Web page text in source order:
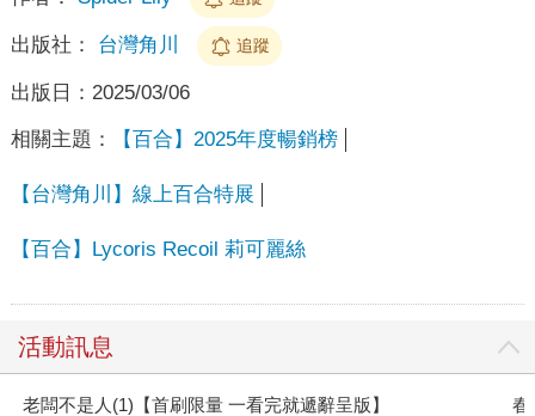
出版社： 台灣角川 追蹤
出版日： 2025/03/06
相關主題： 【百合】2025年度暢銷榜
【台灣角川】線上百合特展
【百合】Lycoris Recoil 莉可麗絲
活動訊息
】 春光ｘ奇幻基地｜全書系展